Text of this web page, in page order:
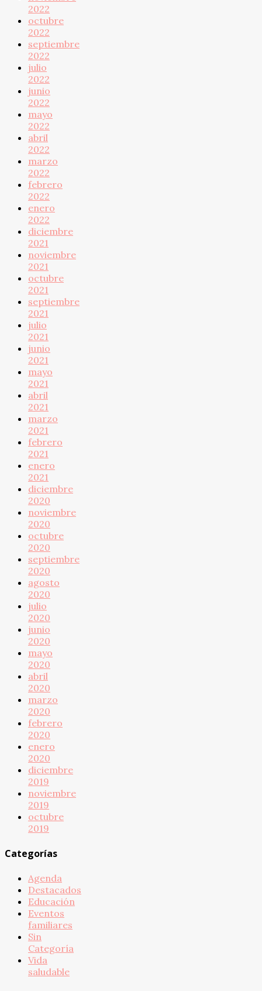
2022
octubre
2022
septiembre
2022
julio
2022
junio
2022
mayo
2022
abril
2022
marzo
2022
febrero
2022
enero
2022
diciembre
2021
noviembre
2021
octubre
2021
septiembre
2021
julio
2021
junio
2021
mayo
2021
abril
2021
marzo
2021
febrero
2021
enero
2021
diciembre
2020
noviembre
2020
octubre
2020
septiembre
2020
agosto
2020
julio
2020
junio
2020
mayo
2020
abril
2020
marzo
2020
febrero
2020
enero
2020
diciembre
2019
noviembre
2019
octubre
2019
Categorías
Agenda
Destacados
Educación
Eventos
familiares
Sin
Categoría
Vida
saludable